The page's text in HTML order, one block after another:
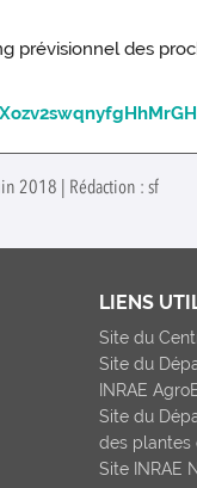
des
2018 | Rédaction : sf
LIENS
Site du
Site du
INRAE
Site du
des plantes
Site INRAE